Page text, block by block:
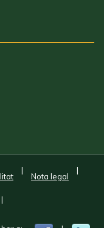
|
Nota legal
|
|